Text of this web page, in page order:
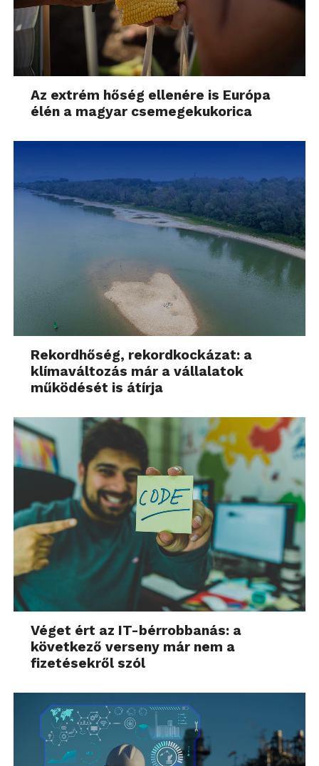
Az extrém hőség ellenére is Európa
élén a magyar csemegekukorica
Rekordhőség, rekordkockázat: a
klímaváltozás már a vállalatok
működését is átírja
Véget ért az IT-bérrobbanás: a
következő verseny már nem a
fizetésekről szól